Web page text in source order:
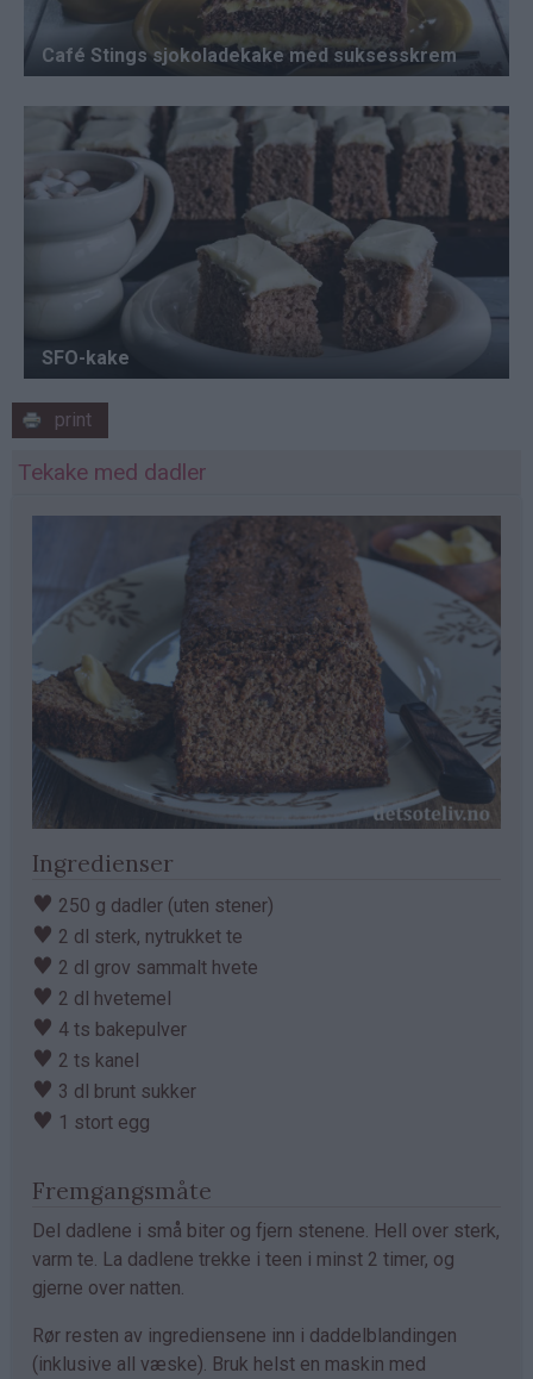
print
Tekake med dadler
Ingredienser
♥ 250 g dadler (uten stener)
♥ 2 dl sterk, nytrukket te
♥ 2 dl grov sammalt hvete
♥ 2 dl hvetemel
♥ 4 ts bakepulver
♥ 2 ts kanel
♥ 3 dl brunt sukker
♥ 1 stort egg
Fremgangsmåte
Del dadlene i små biter og fjern stenene. Hell over sterk,
varm te. La dadlene trekke i teen i minst 2 timer, og
gjerne over natten.
Rør resten av ingrediensene inn i daddelblandingen
(inklusive all væske). Bruk helst en maskin med